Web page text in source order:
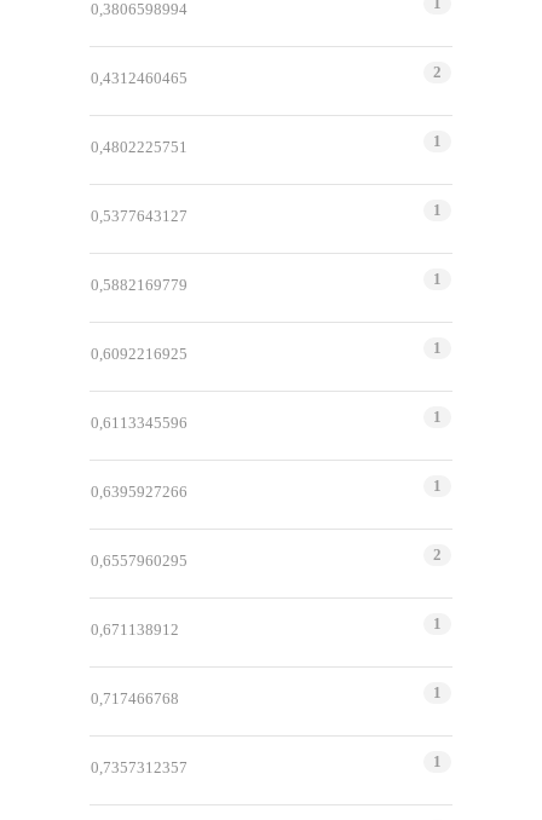
0,3806598994
0,4312460465 2
0,4802225751 1
0,5377643127 1
0,5882169779 1
0,6092216925 1
0,6113345596 1
0,6395927266 1
0,6557960295 2
0,671138912 1
0,717466768 1
0,7357312357 1